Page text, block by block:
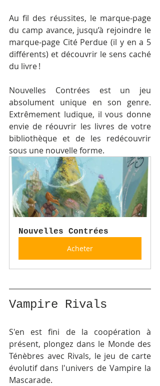
Au fil des réussites, le marque-page
du camp avance, jusqu’à rejoindre le
marque-page Cité Perdue (il y en a 5
différents) et découvrir le sens caché
du livre !
Nouvelles Contrées est un jeu
absolument unique en son genre.
Extrêmement ludique, il vous donne
envie de réouvrir les livres de votre
bibliothèque et de les redécouvrir
sous une nouvelle forme.
Nouvelles Contrées
Acheter
Vampire Rivals
S'en est fini de la coopération à
présent, plongez dans le Monde des
Ténèbres avec Rivals, le jeu de carte
évolutif dans l'univers de Vampire la
Mascarade.